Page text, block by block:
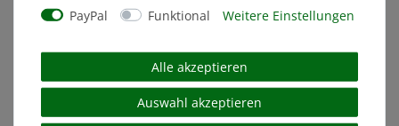
Bomberjacke schwarz-gelb (light)
PayPal Funktional Weitere Einstellungen
Alle akzeptieren
Auswahl akzeptieren